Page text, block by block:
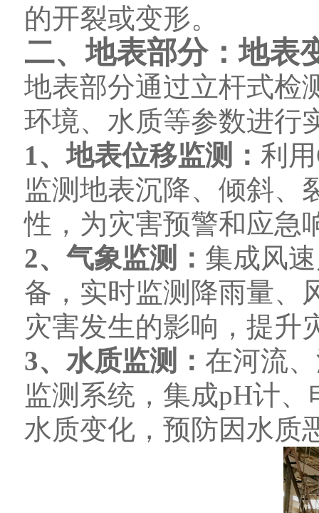
的开裂或变形。
二、地表部分：地表
地表部分通过立杆式检
环境、水质等参数进行
1、地表位移监测： 利
监测地表沉降、倾斜、
性，为灾害预警和应急
2、气象监测： 集成风
备，实时监测降雨量、
灾害发生的影响，提升
3、水质监测： 在河流
监测系统，集成pH计
水质变化，预防因水质